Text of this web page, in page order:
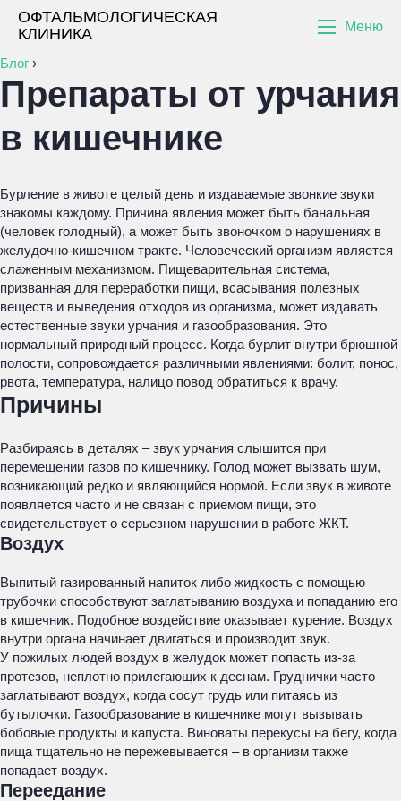
ОФТАЛЬМОЛОГИЧЕСКАЯ
КЛИНИКА
Меню
Блог ›
Препараты от урчания
в кишечнике
Бурление в животе целый день и издаваемые звонкие звуки
знакомы каждому. Причина явления может быть банальная
(человек голодный), а может быть звоночком о нарушениях в
желудочно-кишечном тракте. Человеческий организм является
слаженным механизмом. Пищеварительная система,
призванная для переработки пищи, всасывания полезных
веществ и выведения отходов из организма, может издавать
естественные звуки урчания и газообразования. Это
нормальный природный процесс. Когда бурлит внутри брюшной
полости, сопровождается различными явлениями: болит, понос,
рвота, температура, налицо повод обратиться к врачу.
Причины
Разбираясь в деталях – звук урчания слышится при
перемещении газов по кишечнику. Голод может вызвать шум,
возникающий редко и являющийся нормой. Если звук в животе
появляется часто и не связан с приемом пищи, это
свидетельствует о серьезном нарушении в работе ЖКТ.
Воздух
Выпитый газированный напиток либо жидкость с помощью
трубочки способствуют заглатыванию воздуха и попаданию его
в кишечник. Подобное воздействие оказывает курение. Воздух
внутри органа начинает двигаться и производит звук.
У пожилых людей воздух в желудок может попасть из-за
протезов, неплотно прилегающих к деснам. Груднички часто
заглатывают воздух, когда сосут грудь или питаясь из
бутылочки. Газообразование в кишечнике могут вызывать
бобовые продукты и капуста. Виноваты перекусы на бегу, когда
пища тщательно не пережевывается – в организм также
попадает воздух.
Переедание